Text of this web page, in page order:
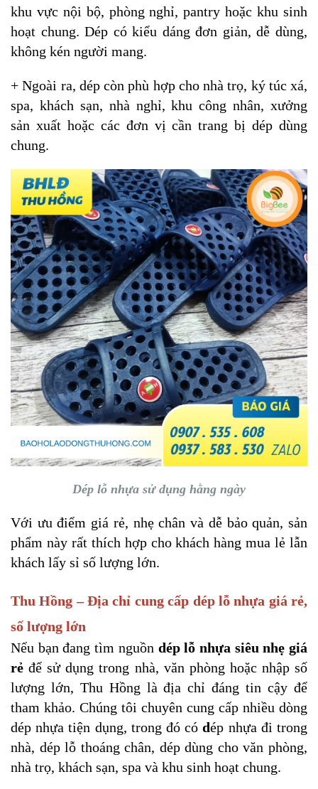
khu vực nội bộ, phòng nghỉ, pantry hoặc khu sinh
hoạt chung. Dép có kiểu dáng đơn giản, dễ dùng,
không kén người mang.
+ Ngoài ra, dép còn phù hợp cho nhà trọ, ký túc xá,
spa, khách sạn, nhà nghỉ, khu công nhân, xưởng
sản xuất hoặc các đơn vị cần trang bị dép dùng
chung.
Dép lỗ nhựa sử dụng hằng ngày
Với ưu điểm giá rẻ, nhẹ chân và dễ bảo quản, sản
phẩm này rất thích hợp cho khách hàng mua lẻ lẫn
khách lấy sỉ số lượng lớn.
Thu Hồng – Địa chỉ cung cấp dép lỗ nhựa giá rẻ,
số lượng lớn
Nếu bạn đang tìm nguồn dép lỗ nhựa siêu nhẹ giá
rẻ để sử dụng trong nhà, văn phòng hoặc nhập số
lượng lớn, Thu Hồng là địa chỉ đáng tin cậy để
tham khảo. Chúng tôi chuyên cung cấp nhiều dòng
dép nhựa tiện dụng, trong đó códép nhựa đi trong
nhà, dép lỗ thoáng chân, dép dùng cho văn phòng,
nhà trọ, khách sạn, spa và khu sinh hoạt chung.